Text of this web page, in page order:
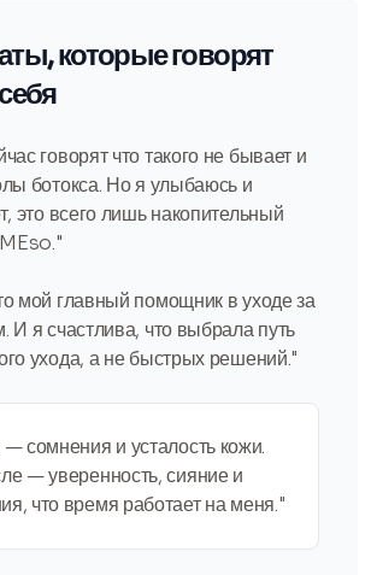
которые говорят
говорят что такого не бывает и
ботокса. Но я улыбаюсь и
это всего лишь накопительный
мой главный помощник в уходе за
И я счастлива, что выбрала путь
ухода, а не быстрых решений."
сомнения и усталость кожи.
— уверенность, сияние и
что время работает на меня."